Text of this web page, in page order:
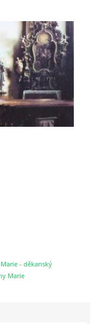
7. 2026|Nahoru ↑
- děkanský
Marie